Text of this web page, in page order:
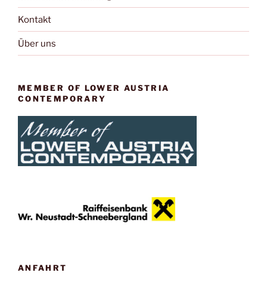
Kontakt
Über uns
MEMBER OF LOWER AUSTRIA
CONTEMPORARY
ANFAHRT